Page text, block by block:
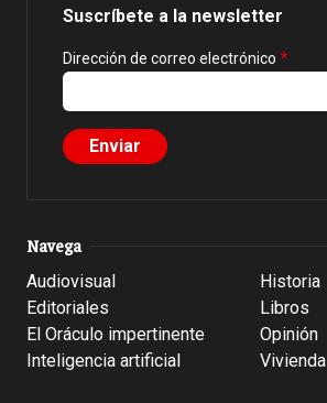
Suscríbete a la newsletter
Dirección de correo electrónico
Navega
Audiovisual
Editoriales
El Oráculo impertinente
Inteligencia artificial
Historia
Libros
Opinión
Vivienda